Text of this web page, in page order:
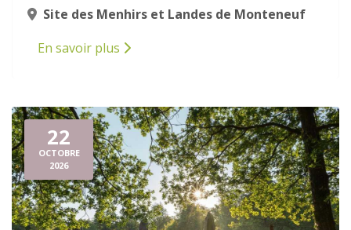
Site des Menhirs et Landes de Monteneuf
En savoir plus
22
OCTOBRE
2026